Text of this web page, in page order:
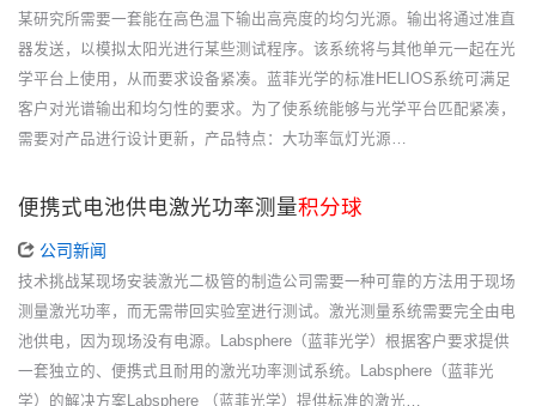
某研究所需要一套能在高色温下输出高亮度的均匀光源。输出将通过准直
器发送，以模拟太阳光进行某些测试程序。该系统将与其他单元一起在光
学平台上使用，从而要求设备紧凑。蓝菲光学的标准HELIOS系统可满足
客户对光谱输出和均匀性的要求。为了使系统能够与光学平台匹配紧凑，
需要对产品进行设计更新，产品特点：大功率氙灯光源…
便携式电池供电激光功率测量积分球
公司新闻
技术挑战某现场安装激光二极管的制造公司需要一种可靠的方法用于现场
测量激光功率，而无需带回实验室进行测试。激光测量系统需要完全由电
池供电，因为现场没有电源。Labsphere（蓝菲光学）根据客户要求提供
一套独立的、便携式且耐用的激光功率测试系统。Labsphere（蓝菲光
学）的解决方案Labsphere （蓝菲光学）提供标准的激光…